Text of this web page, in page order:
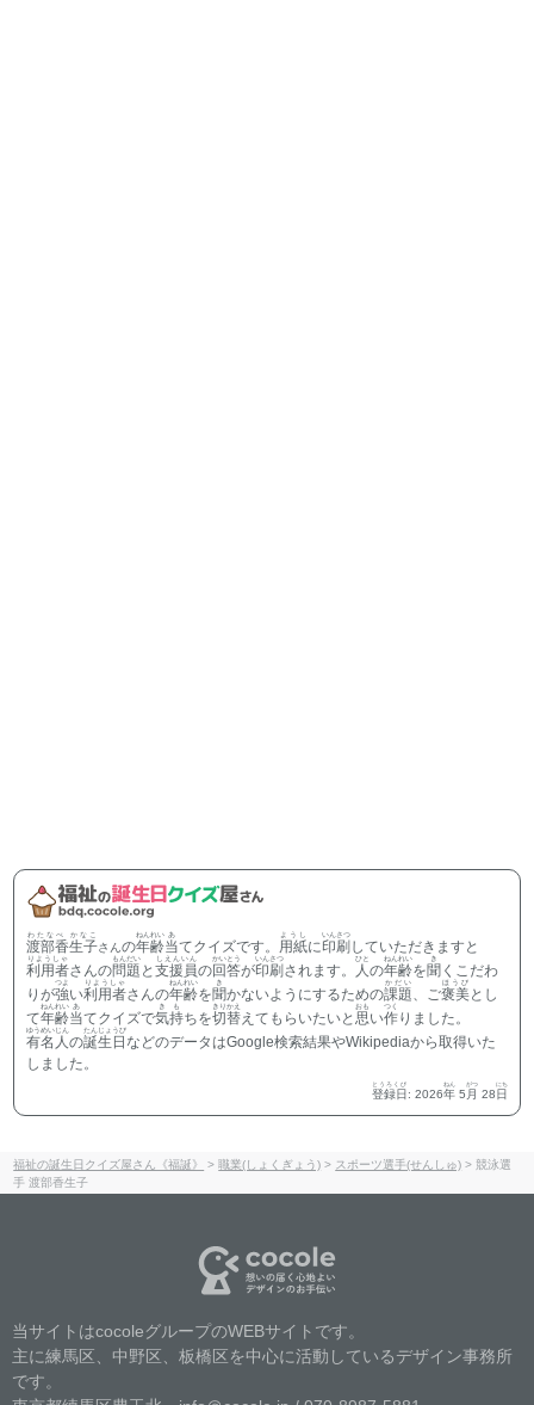
渡部香生子
わたなべ かなこ
さんの年齢
ねんれい
当
あ
てクイズです。 用紙
ようし
に印刷
いんさつ
していただきますと
利用者
りようしゃ
さんの問題
もんだい
と支援員
しえんいん
の回答
かいとう
が印刷
いんさつ
されます。 人
ひと
の年齢
ねんれい
を聞
き
くこだわ
りが強
つよ
い利用者
りようしゃ
さんの年齢
ねんれい
を聞
き
かないようにするための課題
かだい
、ご褒美
ほうび
とし
て年齢
ねんれい
当
あ
てクイズで気持
きも
ちを切替
きりかえ
えてもらいたいと思
おも
い作
つく
りました。
有名人
ゆうめいじん
の誕生日
たんじょうび
などのデータはGoogle検索結果やWikipediaから取得いた
しました。
登録日
とうろくび
: 2026年
ねん
5 月
がつ
28日
にち
福祉の誕生日クイズ屋さん《福誕》 > 職業(しょくぎょう) > スポーツ選手(せんしゅ) >競泳選
手 渡部香生子
当サイトはcocoleグループのWEBサイトです。
主に練馬区、中野区、板橋区を中心に活動しているデザイン事務所
です。